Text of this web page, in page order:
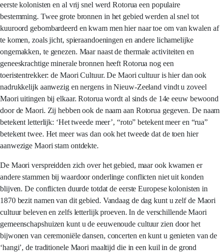
eerste kolonisten en al vrij snel werd Rotorua een populaire
bestemming. Twee grote bronnen in het gebied werden al snel tot
kuuroord gebombardeerd en kwam men hier naar toe om van kwalen af
te komen, zoals jicht, spieraandoeningen en andere lichamelijke
ongemakken, te genezen. Maar naast de thermale activiteiten en
geneeskrachtige minerale bronnen heeft Rotorua nog een
toeristentrekker: de Maori Cultuur. De Maori cultuur is hier dan ook
nadrukkelijk aanwezig en nergens in Nieuw-Zeeland vindt u zoveel
Maori uitingen bij elkaar. Rotorua wordt al sinds de 14e eeuw bewoond
door de Maori. Zij hebben ook de naam aan Rotorua gegeven. De naam
betekent letterlijk: ‘Het tweede meer’, “roto” betekent meer en “rua”
betekent twee. Het meer was dan ook het tweede dat de toen hier
aanwezige Maori stam ontdekte.
De Maori verspreidden zich over het gebied, maar ook kwamen er
andere stammen bij waardoor onderlinge conflicten niet uit konden
blijven. De conflicten duurde totdat de eerste Europese kolonisten in
1870 bezit namen van dit gebied. Vandaag de dag kunt u zelf de Maori
cultuur beleven en zelfs letterlijk proeven. In de verschillende Maori
gemeenschapshuizen kunt u de eeuwenoude cultuur zien door het
bijwonen van ceremoniële dansen, concerten en kunt u genieten van de
‘hangi’, de traditionele Maori maaltijd die in een kuil in de grond